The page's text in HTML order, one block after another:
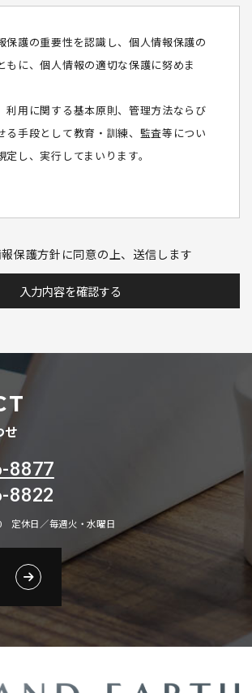
保護の重要性を認識し、個人情報保護の
もに、個人情報の適切な保護に努めま
利用に関する基本原則、管理方法ならび
る手段として教育・訓練、監査等につい
し、実行してまいります。
下「個人情報保護法」といいます。）に
を指し、生存する個人に関する情報であ
含まれる氏名、生年月日その他の記述等
取得と利用）
的に必要な範囲で、ご本人の個⼈情報を
報を利用させていただきます。
を超えて個⼈情報を利⽤する場合には、
ご本人からの同意を得るものとしま
への対応。
おける面接の日時および、選考結果の連
覧・購買履歴等の情報を分析し、ユーザー
商品・サービスをお知らせするためのユー
情報などをメール送付によるご案内。
保護方針に同意の上、送信します
入力内容を確認する
せ
8877
8822
定休日／毎週火・水曜日